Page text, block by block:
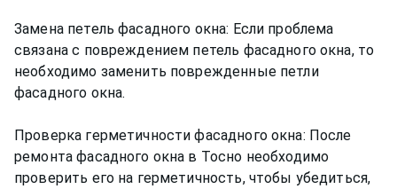
Замена петель фасадного окна: Если проблема
связана с повреждением петель фасадного окна, то
необходимо заменить поврежденные петли
фасадного окна.
Проверка герметичности фасадного окна: После
ремонта фасадного окна в Тосно необходимо
проверить его на герметичность, чтобы убедиться,